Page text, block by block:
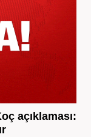
açıklaması: